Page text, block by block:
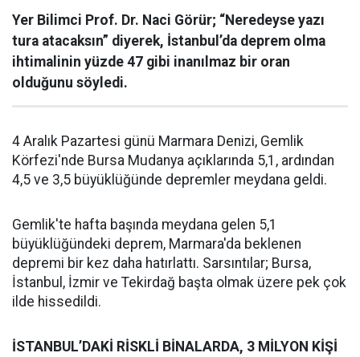
Yer Bilimci Prof. Dr. Naci Görür; “Neredeyse yazı
tura atacaksın” diyerek, İstanbul’da deprem olma
ihtimalinin yüzde 47 gibi inanılmaz bir oran
olduğunu söyledi.
4 Aralık Pazartesi günü Marmara Denizi, Gemlik
Körfezi'nde Bursa Mudanya açıklarında 5,1, ardından
4,5 ve 3,5 büyüklüğünde depremler meydana geldi.
Gemlik'te hafta başında meydana gelen 5,1
büyüklüğündeki deprem, Marmara'da beklenen
depremi bir kez daha hatırlattı. Sarsıntılar; Bursa,
İstanbul, İzmir ve Tekirdağ başta olmak üzere pek çok
ilde hissedildi.
İSTANBUL’DAKİ RİSKLİ BİNALARDA, 3 MİLYON KİŞİ